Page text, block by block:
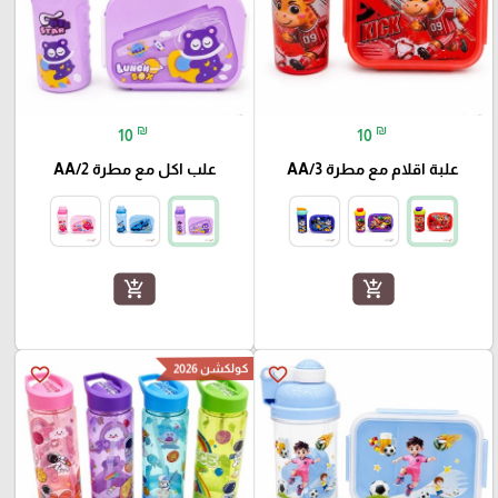
10 ₪
علبة اقلام مع مطرة AA/3
add_shopping_cart
10 ₪
علب اكل مع مطرة AA/2
add_shopping_cart
favorite_border
favorite_border كولكشن 2026